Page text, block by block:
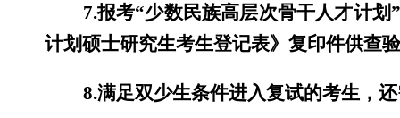
7.报考“少数民族高层次骨干人才计划”
计划硕士研究生考生登记表》复印件供查
8.满足双少生条件进入复试的考生，